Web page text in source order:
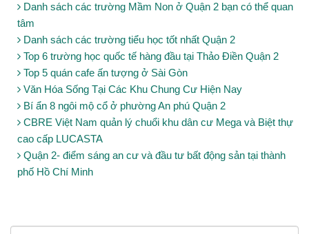
Danh sách các trường Mầm Non ở Quận 2 bạn có thể quan
tâm
Danh sách các trường tiểu học tốt nhất Quận 2
Top 6 trường học quốc tế hàng đầu tại Thảo Điền Quận 2
Top 5 quán cafe ấn tượng ở Sài Gòn
Văn Hóa Sống Tại Các Khu Chung Cư Hiện Nay
Bí ẩn 8 ngôi mộ cổ ở phường An phú Quận 2
CBRE Việt Nam quản lý chuổi khu dân cư Mega và Biệt thự
cao cấp LUCASTA
Quận 2- điểm sáng an cư và đầu tư bất động sản tại thành
phố Hồ Chí Minh